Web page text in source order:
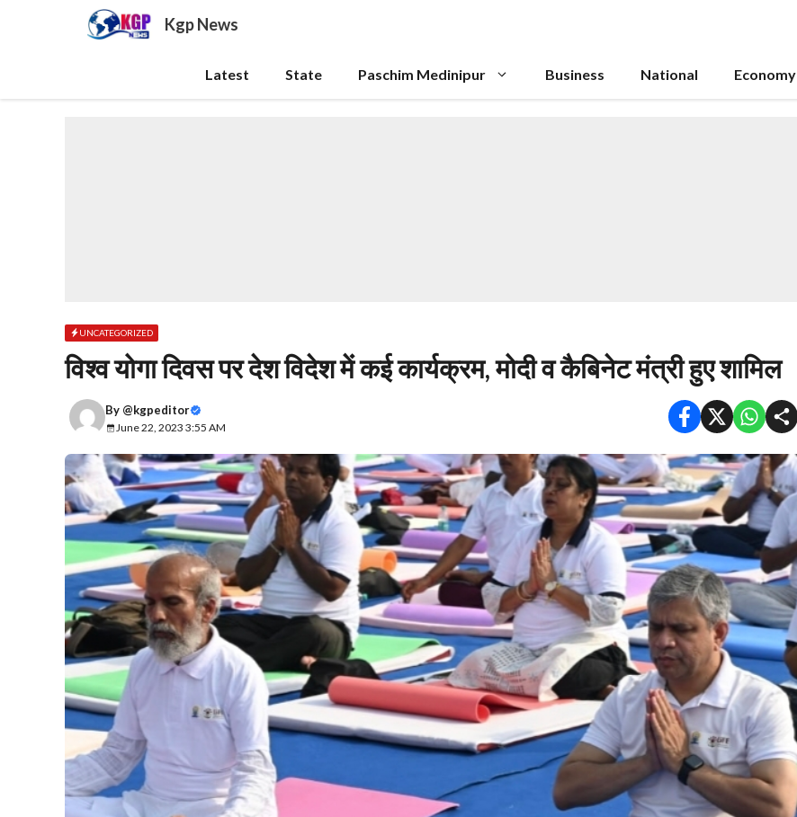
Kgp News
Latest State Paschim Medinipur Business National Economy
UNCATEGORIZED
विश्व योगा दिवस पर देश विदेश में कई कार्यक्रम, मोदी व कैबिनेट मंत्री हुए शामिल
By @kgpeditor
June 22, 2023 3:55 AM